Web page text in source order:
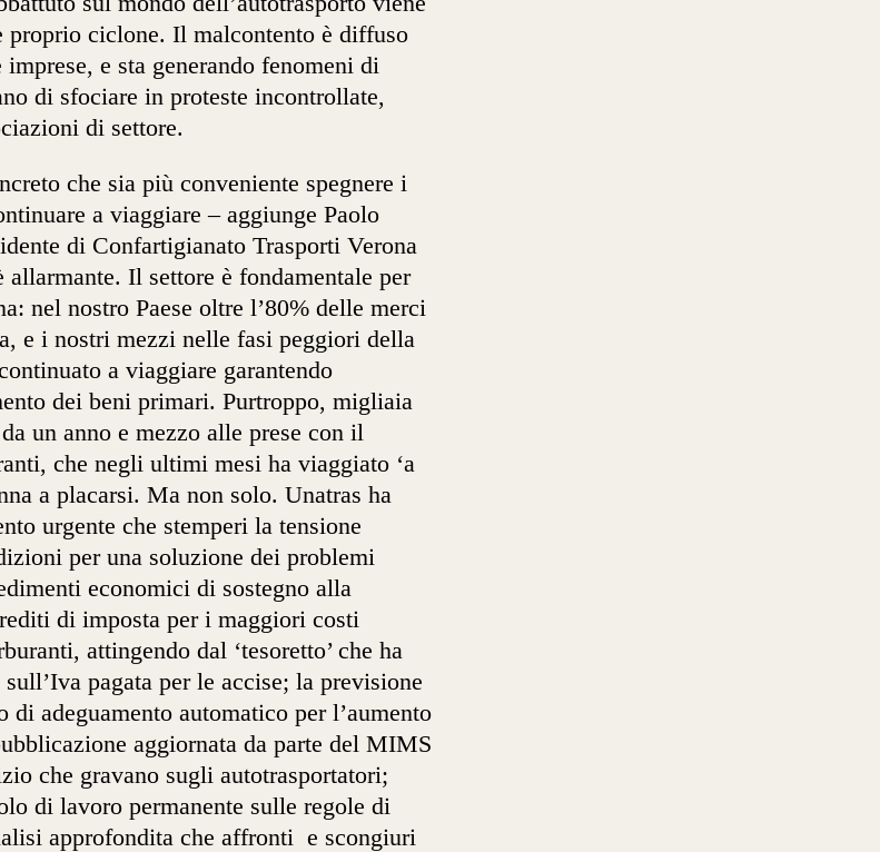
proprio ciclone. Il malcontento è diffuso
e sta generando fenomeni di
di sfociare in proteste incontrollate,
di settore.
che sia più conveniente spegnere i
a viaggiare – aggiunge Paolo
di Confartigianato Trasporti Verona
allarmante. Il settore è fondamentale per
nel nostro Paese oltre l’80% delle merci
e i nostri mezzi nelle fasi peggiori della
a viaggiare garantendo
dei beni primari. Purtroppo, migliaia
un anno e mezzo alle prese con il
che negli ultimi mesi ha viaggiato ‘a
a placarsi. Ma non solo. Unatras ha
urgente che stemperi la tensione
per una soluzione dei problemi
economici di sostegno alla
di imposta per i maggiori costi
attingendo dal ‘tesoretto’ che ha
pagata per le accise; la previsione
di adeguamento automatico per l’aumento
aggiornata da parte del MIMS
che gravano sugli autotrasportatori;
di lavoro permanente sulle regole di
approfondita che affronti e scongiuri